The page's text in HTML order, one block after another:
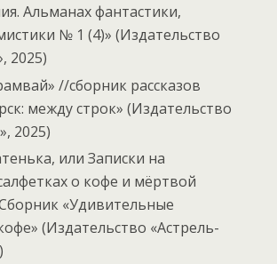
Альманах фантастики,
№ 1 (4)» (Издательство
2025)
//сборник рассказов
между строк» (Издательство
2025)
или Записки на
о кофе и мёртвой
«Удивительные
(Издательство «Астрель-